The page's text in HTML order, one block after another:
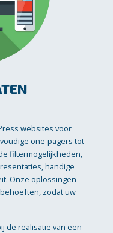
websites voor
one-pagers tot
filtermogelijkheden,
handige
Onze oplossingen
zodat uw
de realisatie van een